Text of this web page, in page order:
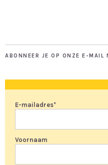
ABONNEER JE OP ONZE E-MAIL
E-mailadres*
Voornaam